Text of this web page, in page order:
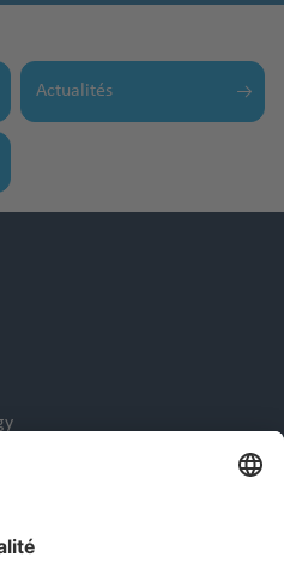
Actualités